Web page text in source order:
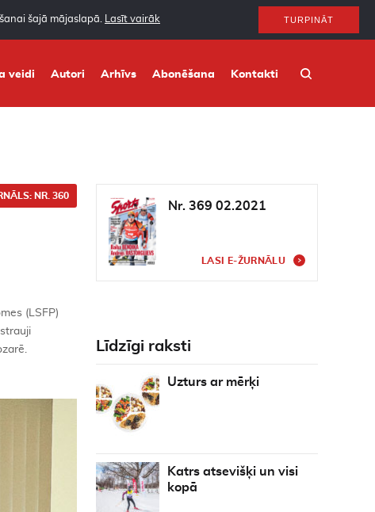
šajā mājaslapā. Lasīt vairāk TURPINĀT
veidi Autori Arhīvs Abonēšana Kontakti
NR. 360
(LSFP)
Nr. 369 02.2021
LASI E-ŽURNĀLU
Līdzīgi raksti
Uzturs ar mērķi
Katrs atsevišķi un visi
kopā